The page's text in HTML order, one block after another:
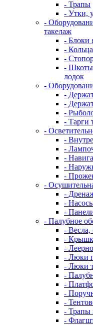
- Трапы
- Утки,
-
такелаж
- Блоки
-
-
-
лодок
-
-
-
-
- Тарги
-
-
-
-
-
-
-
-
-
-
- Палубное
- Весла,
-
-
- Люки
- Люки
-
-
-
-
- Трапы
-